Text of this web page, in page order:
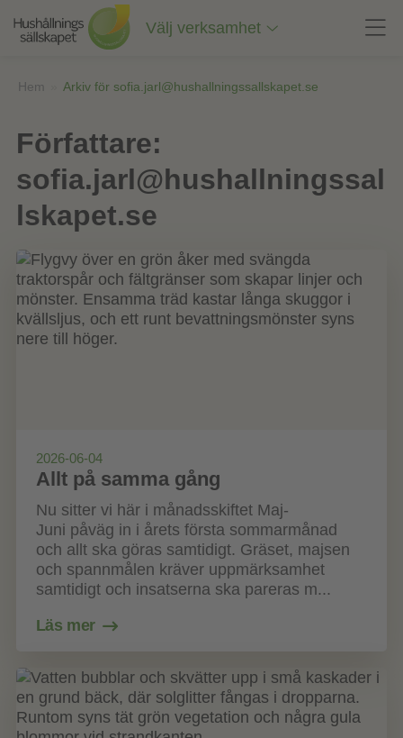
innehåll
Välj verksamhet
Hem Arkiv för sofia.jarl@hushallningssallskapet.se
Författare:
sofia.jarl@hushallningssal
lskapet.se
2026-06-04
Allt på samma gång
Nu sitter vi här i månadsskiftet Maj-
Juni påväg in i årets första sommarmånad
och allt ska göras samtidigt. Gräset, majsen
och spannmålen kräver uppmärksamhet
samtidigt och insatserna ska pareras m...
Läs mer